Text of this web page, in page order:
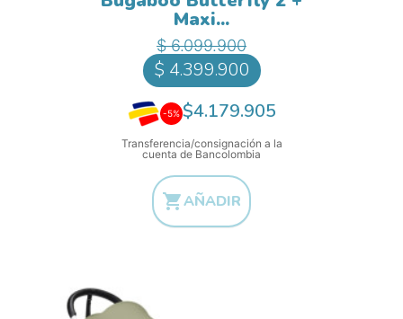
Maxi...Precio base
$ 6.099.900
$ 4.399.900
-5% $4.179.905
Transferencia/consignación a la
cuenta de Bancolombia
AÑADIR